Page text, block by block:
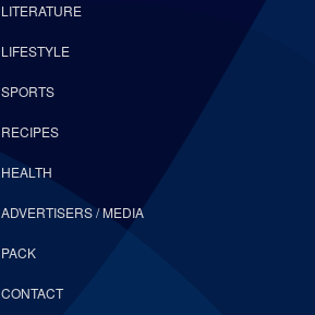
LITERATURE
LIFESTYLE
SPORTS
RECIPES
HEALTH
ADVERTISERS / MEDIA
PACK
CONTACT